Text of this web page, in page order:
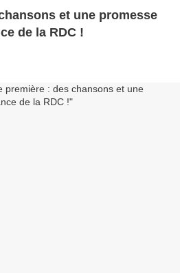
et une promesse
de la RDC !